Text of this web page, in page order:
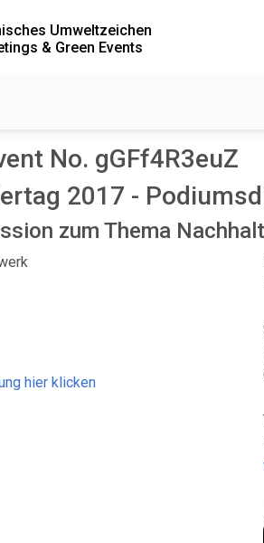
Umweltzeichen
& Green Events
No. gGFf4R3euZ
2017 -
zum Thema
hier klicken